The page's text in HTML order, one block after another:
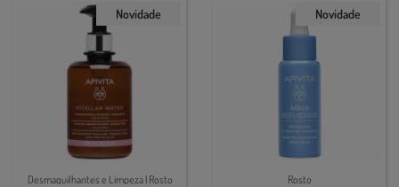
Novidade
Desmaquilhantes e Limpeza | Rosto
Novidade
Rosto